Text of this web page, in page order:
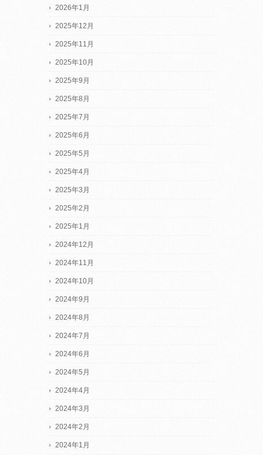
2026年1月
2025年12月
2025年11月
2025年10月
2025年9月
2025年8月
2025年7月
2025年6月
2025年5月
2025年4月
2025年3月
2025年2月
2025年1月
2024年12月
2024年11月
2024年10月
2024年9月
2024年8月
2024年7月
2024年6月
2024年5月
2024年4月
2024年3月
2024年2月
2024年1月